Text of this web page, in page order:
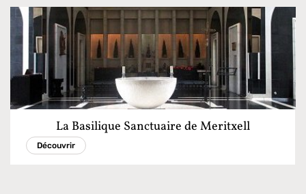
La Basilique Sanctuaire de Meritxell
Découvrir